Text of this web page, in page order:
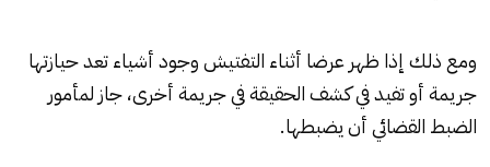
ومع ذلك إذا ظهر عرضا أثناء التفتيش وجود أشياء تعد حيازتها
جريمة أو تفيد في كشف الحقيقة في جريمة أخرى، جاز لمأمور
الضبط القضائي أن يضبطها.